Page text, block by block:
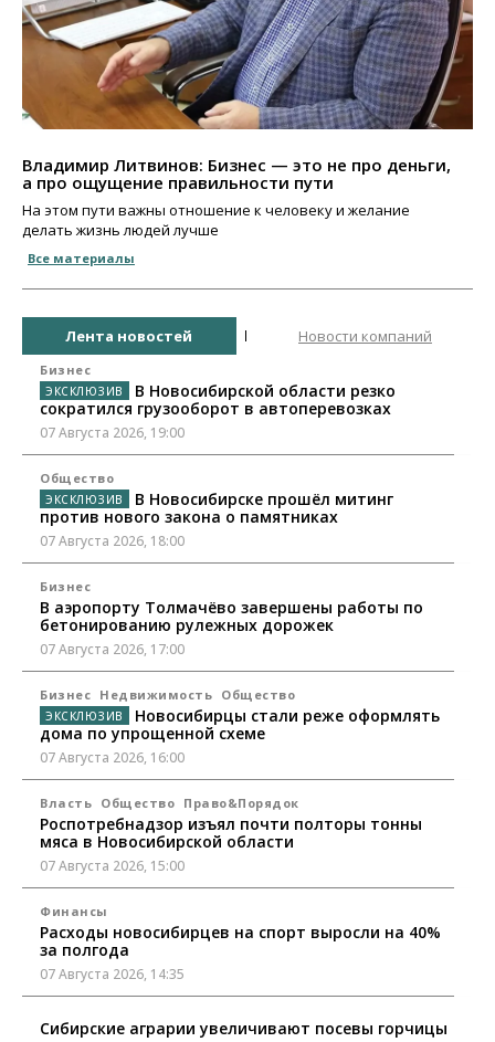
Владимир Литвинов: Бизнес — это не про деньги,
а про ощущение правильности пути
На этом пути важны отношение к человеку и желание
делать жизнь людей лучше
Все материалы
Лента новостей Новости компаний
Бизнес
В Новосибирской области резко
сократился грузооборот в автоперевозках
07 Августа 2026, 19:00
Общество
В Новосибирске прошёл митинг
против нового закона о памятниках
07 Августа 2026, 18:00
Бизнес
В аэропорту Толмачёво завершены работы по
бетонированию рулежных дорожек
07 Августа 2026, 17:00
Бизнес Недвижимость Общество
Новосибирцы стали реже оформлять
дома по упрощенной схеме
07 Августа 2026, 16:00
Власть Общество Право&Порядок
Роспотребнадзор изъял почти полторы тонны
мяса в Новосибирской области
07 Августа 2026, 15:00
Финансы
Расходы новосибирцев на спорт выросли на 40%
за полгода
07 Августа 2026, 14:35
Сибирские аграрии увеличивают посевы горчицы